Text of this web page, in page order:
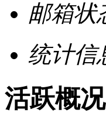
邮箱状
统计信
活跃概况